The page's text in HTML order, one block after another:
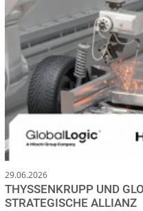
29.06.2026
THYSSENKRUPP UND
STRATEGISCHE ALLIANZ